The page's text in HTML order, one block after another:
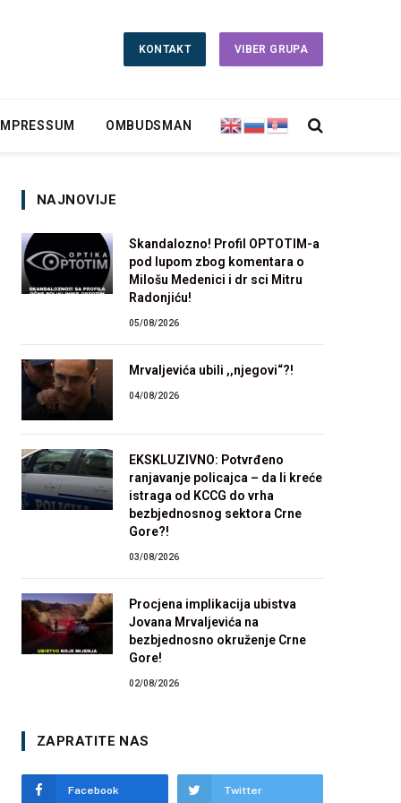
KONTAKT VIBER GRUPA
IMPRESSUM OMBUDSMAN
NAJNOVIJE
Skandalozno! Profil OPTOTIM-a
pod lupom zbog komentara o
Milošu Medenici i dr sci Mitru
Radonjiću!
05/08/2026
Mrvaljevića ubili ,,njegovi“?!
04/08/2026
EKSKLUZIVNO: Potvrđeno
ranjavanje policajca – da li kreće
istraga od KCCG do vrha
bezbjednosnog sektora Crne
Gore?!
03/08/2026
Procjena implikacija ubistva
Jovana Mrvaljevića na
bezbjednosno okruženje Crne
Gore!
02/08/2026
ZAPRATITE NAS
Facebook Twitter